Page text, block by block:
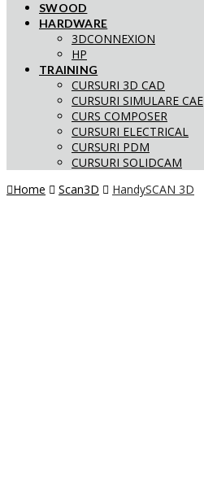
SWOOD
HARDWARE
3DCONNEXION
HP
TRAINING
CURSURI 3D CAD
CURSURI SIMULARE CAE
CURS COMPOSER
CURSURI ELECTRICAL
CURSURI PDM
CURSURI SOLIDCAM
Home
Scan3D HandySCAN 3D